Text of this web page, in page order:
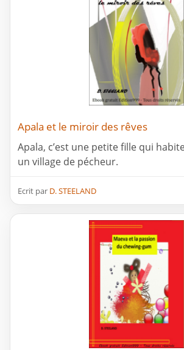
Apala et le miroir des rêves
Apala, c’est une petite fille qui
un village de pécheur.
Ecrit par D. STEELAND